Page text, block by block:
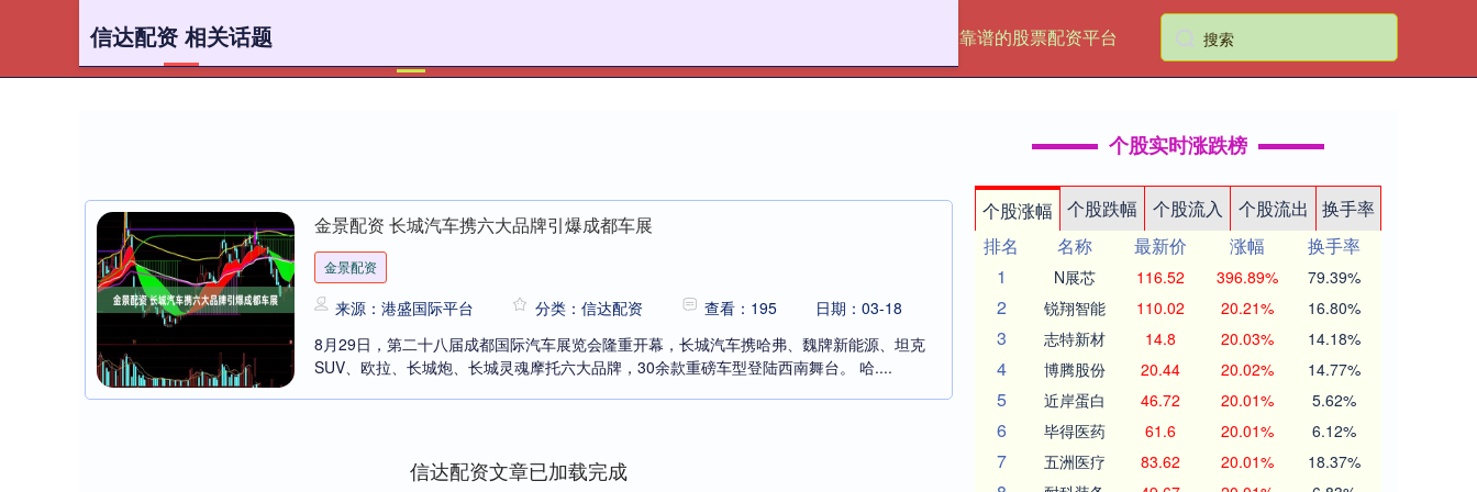
靠谱的股票配资平台
信达配资 相关话题
金景配资 长城汽车携六大品牌引爆成都车展
金景配资
来源：港盛国际平台 分类：信达配资 查看：195
日期：03-18
8月29日，第二十八届成都国际汽车展览会隆重开幕，长城汽车携哈弗、魏牌新能源、坦克
SUV、欧拉、长城炮、长城灵魂摩托六大品牌，30余款重磅车型登陆西南舞台。 哈....
信达配资文章已加载完成
个股实时涨跌榜
个股涨幅 个股跌幅 个股流入 个股流出
换手率
排名
名称 最新价 涨幅
换手率
1
N展芯 116.52 396.89% 79.39%
2 锐翔智能 110.02 20.21% 16.80%
3 志特新材 14.8 20.03% 14.18%
4 博腾股份 20.44 20.02% 14.77%
5 近岸蛋白 46.72 20.01% 5.62%
6 毕得医药 61.6 20.01% 6.12%
7 五洲医疗 83.62 20.01% 18.37%